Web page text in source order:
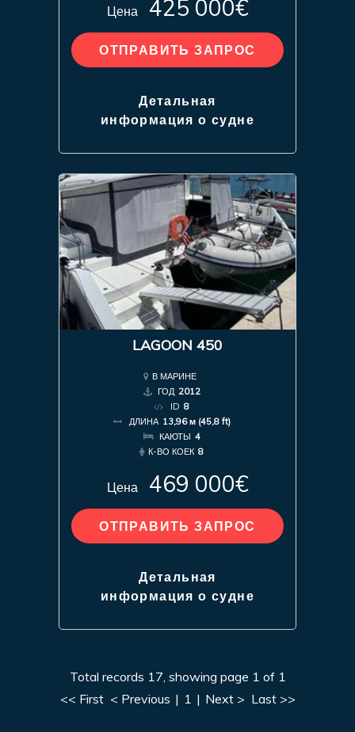
Цена 425 000€
ОТПРАВИТЬ ЗАПРОС
Детальная
информация о судне
LAGOON 450
В МАРИНЕ
ГОД 2012
ID 8
ДЛИНА 13,96 м (45,8 ft)
КАЮТЫ 4
К-ВО КОЕК 8
Цена 469 000€
ОТПРАВИТЬ ЗАПРОС
Детальная
информация о судне
Total records 17, showing page 1 of 1
<< First < Previous | 1 | Next > Last >>